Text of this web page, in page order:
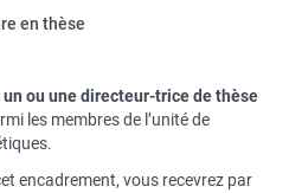
en thèse
ou une directeur-trice de thèse
les membres de l’unité de
encadrement, vous recevrez par